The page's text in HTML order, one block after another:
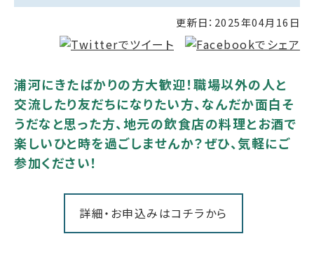
更新日： 2025年04月16日
浦河にきたばかりの方大歓迎！職場以外の人と
交流したり友だちになりたい方、なんだか面白そ
うだなと思った方、地元の飲食店の料理とお酒で
楽しいひと時を過ごしませんか？ぜひ、気軽にご
参加ください！
詳細・お申込みはコチラから